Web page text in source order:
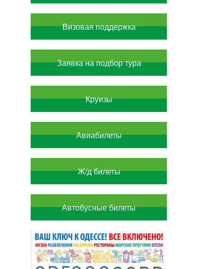
Визовая поддержка
Заявка на подбор тура
Круизы
Авиабилеты
Ж/д билеты
Автобусные билеты